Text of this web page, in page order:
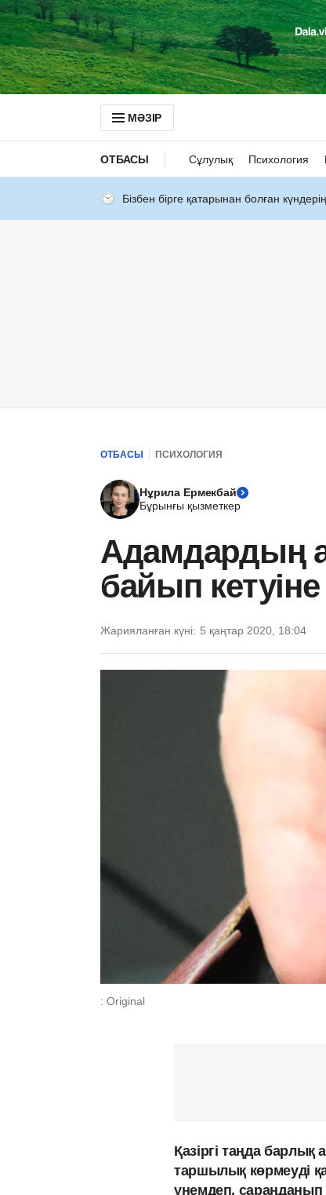
МӘЗІР
ОТБАСЫ Сұлулық Психология
Бізбен бірге қатарынан болған
ОТБАСЫ ПСИХОЛОГИЯ
Нұрила Ермекбай
Бұрынғы қызметкер
Адамдардың
байып кетуіне
Жарияланған күні: 5 қаңтар 2020, 18:04
: Original
Қазіргі таңда
таршылық көрмеуді
үнемдеп, сараңданып